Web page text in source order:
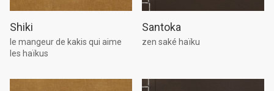
Shiki
le mangeur de kakis qui aime
les haïkus
Santoka
zen saké haïku